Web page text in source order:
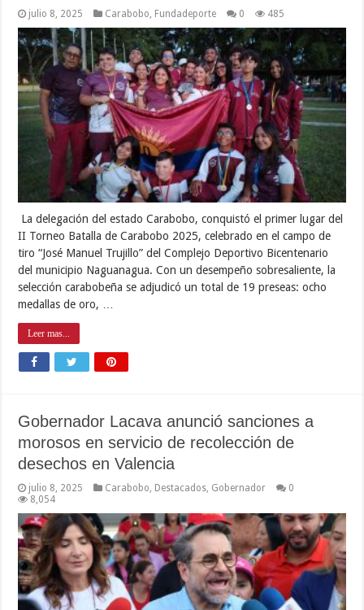
julio 8, 2025 Carabobo, Fundadeporte 0 485
La delegación del estado Carabobo, conquistó el primer lugar del
II Torneo Batalla de Carabobo 2025, celebrado en el campo de
tiro “José Manuel Trujillo” del Complejo Deportivo Bicentenario
del municipio Naguanagua. Con un desempeño sobresaliente, la
selección carabobeña se adjudicó un total de 19 preseas: ocho
medallas de oro, …
Leer mas...
Gobernador Lacava anunció sanciones a
morosos en servicio de recolección de
desechos en Valencia
julio 8, 2025 Carabobo, Destacados, Gobernador
0
8,054